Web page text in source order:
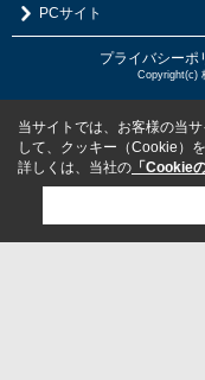
PCサイト
プライバシーポ
Copyright(c)
当サイトでは、お客様の当
して、クッキー（Cookie）
詳しくは、当社の 「Cookie